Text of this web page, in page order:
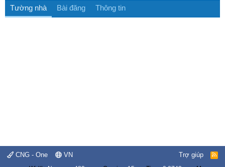
Tường nhà Bài đăng Thông tin
CNG - One VN Trợ giúp
R